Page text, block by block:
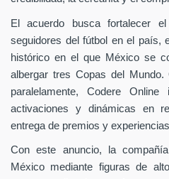
El acuerdo busca fortalecer
seguidores del fútbol en el país,
histórico en el que México se
albergar tres Copas del
paralelamente, Codere
activaciones y dinámicas en
entrega de premios y
Con este anuncio, la
México mediante figuras de